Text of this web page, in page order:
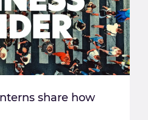
share how